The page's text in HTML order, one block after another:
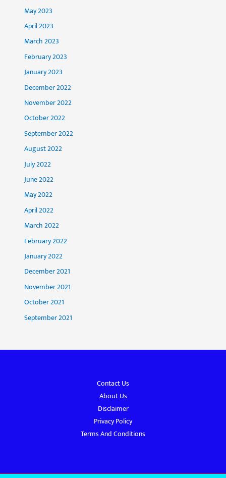
May 2023
April 2023
March 2023
February 2023
January 2023
December 2022
November 2022
October 2022
September 2022
August 2022
July 2022
June 2022
May 2022
April 2022
March 2022
February 2022
January 2022
December 2021
November 2021
October 2021
September 2021
Contact Us
About Us
Disclaimer
Privacy Policy
Terms And Conditions